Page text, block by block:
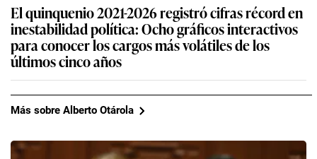
El quinquenio 2021-2026 registró cifras récord en
inestabilidad política: Ocho gráficos interactivos
para conocer los cargos más volátiles de los
últimos cinco años
Más sobre Alberto Otárola